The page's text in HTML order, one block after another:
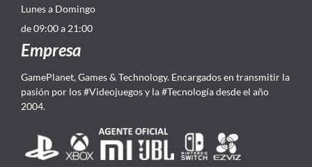
Lunes a Domingo
de 09:00 a 21:00
Empresa
GamePlanet, Games & Technology. Encargados en transmitir la
pasión por los #Videojuegos y la #Tecnología desde el año
2004.